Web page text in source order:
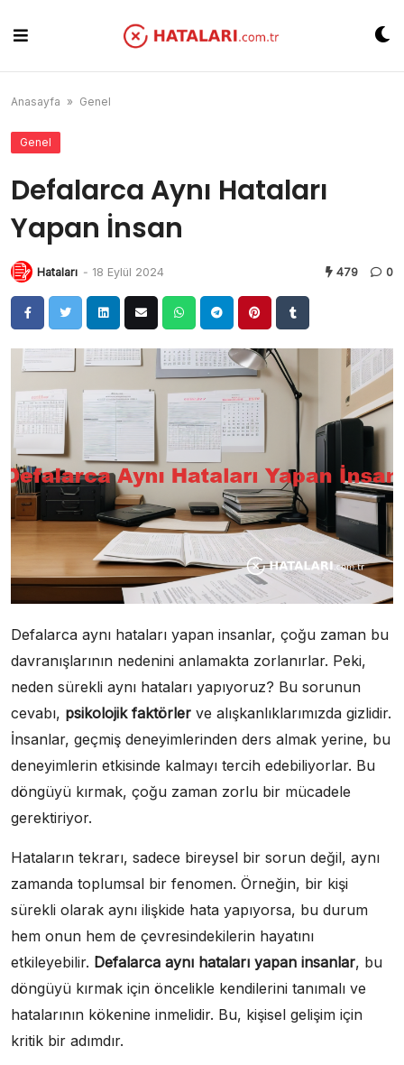
content
Anasayfa » Genel
Genel
Defalarca Aynı Hataları
Yapan İnsan
Hataları - 18 Eylül 2024 479 0
Defalarca aynı hataları yapan insanlar, çoğu zaman bu
davranışlarının nedenini anlamakta zorlanırlar. Peki,
neden sürekli aynı hataları yapıyoruz? Bu sorunun
cevabı, psikolojik faktörler ve alışkanlıklarımızda gizlidir.
İnsanlar, geçmiş deneyimlerinden ders almak yerine, bu
deneyimlerin etkisinde kalmayı tercih edebiliyorlar. Bu
döngüyü kırmak, çoğu zaman zorlu bir mücadele
gerektiriyor.
Hataların tekrarı, sadece bireysel bir sorun değil, aynı
zamanda toplumsal bir fenomen. Örneğin, bir kişi
sürekli olarak aynı ilişkide hata yapıyorsa, bu durum
hem onun hem de çevresindekilerin hayatını
etkileyebilir. Defalarca aynı hataları yapan insanlar, bu
döngüyü kırmak için öncelikle kendilerini tanımalı ve
hatalarının kökenine inmelidir. Bu, kişisel gelişim için
kritik bir adımdır.